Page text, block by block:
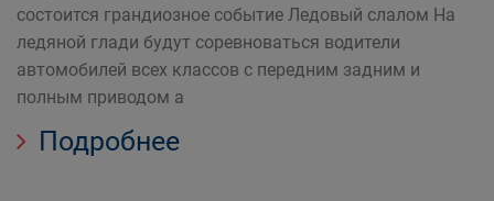
состоится грандиозное событие Ледовый слалом На
ледяной глади будут соревноваться водители
автомобилей всех классов с передним задним и
полным приводом а
Подробнее